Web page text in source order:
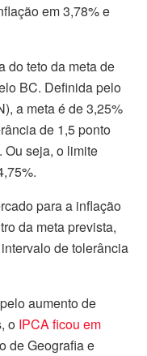
em 3,78% e
do teto da meta de
BC. Definida pelo
a meta é de 3,25%
de 1,5 ponto
Ou seja, o limite
para a inflação
da meta prevista,
de tolerância
aumento de
o IPCA ficou em
de Geografia e